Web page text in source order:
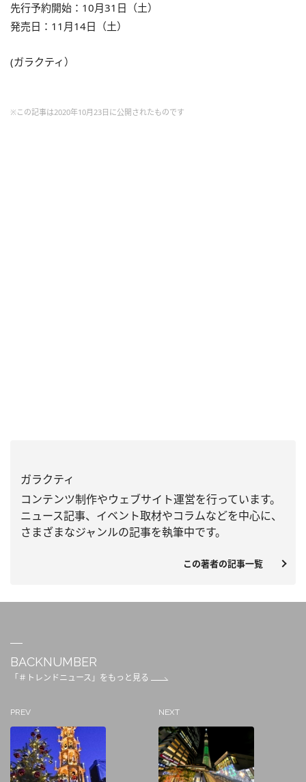
先行予約開始：10月31日（土）
発売日：11月14日（土）
(ガラクティ）
※この記事は2020年10月23日に公開されたものです
ガラクティ
コンテンツ制作やウェブサイト運営を行っています。
ニュース記事、 イベント取材やコラムなどを中心に、
さまざまなジャンルの記事を執筆中です。
この著者の記事一覧
BACKNUMBER
「＃トレンドニュース」をもっと見る
PREV NEXT